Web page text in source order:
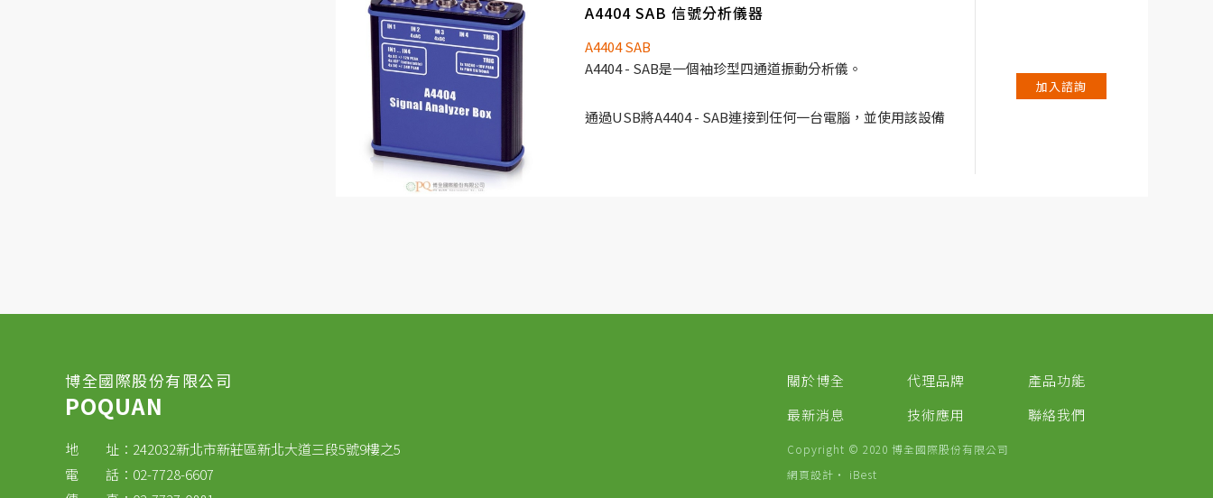
A4404 SAB 信號分析儀器
A4404 SAB
A4404 - SAB是一個袖珍型四通道振動分析儀。
通過USB將A4404 - SAB連接到任何一台電腦，並使用該設備
加入諮詢
博全國際股份有限公司
POQUAN
地 址：242032新北市新莊區新北大道三段5號9樓之5
電 話：02-7728-6607
關於博全 代理品牌
產品功能
最新消息
技術應用 聯絡我們
Copyright © 2020 博全國際股份有限公司
網頁設計 ‧ iBest